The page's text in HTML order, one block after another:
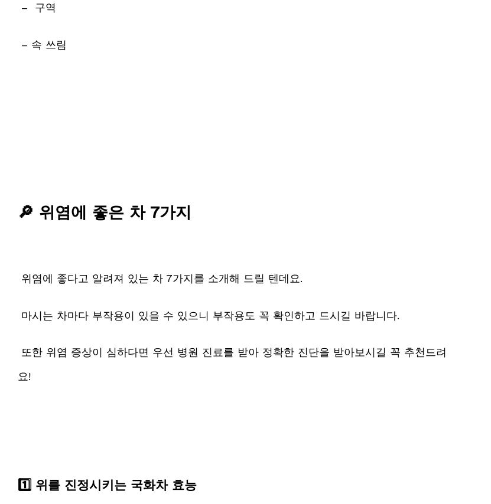
– 구역
– 속 쓰림
🔎 위염에 좋은 차 7가지
위염에 좋다고 알려져 있는 차 7가지를 소개해 드릴 텐데요.
마시는 차마다 부작용이 있을 수 있으니 부작용도 꼭 확인하고 드시길 바랍니다.
또한 위염 증상이 심하다면 우선 병원 진료를 받아 정확한 진단을 받아보시길 꼭 추천드려
요!
1️⃣ 위를 진정시키는 국화차 효능